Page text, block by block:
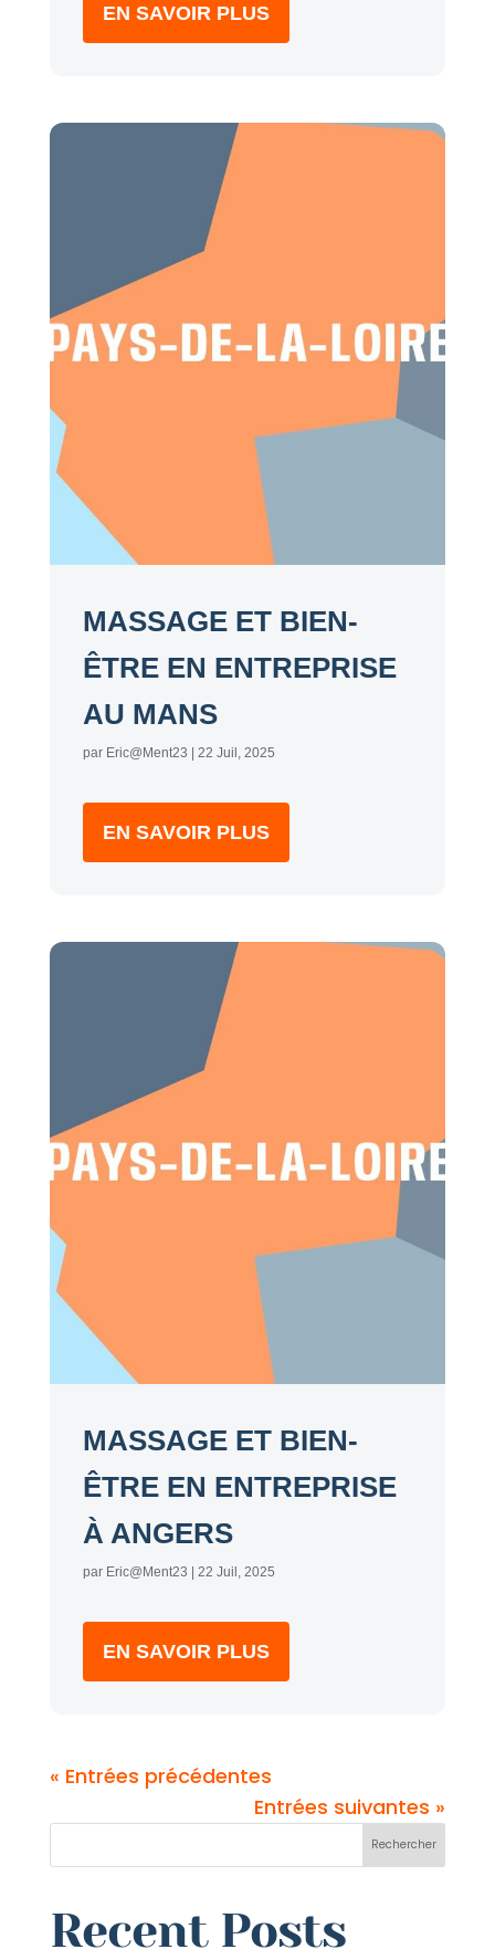
EN SAVOIR PLUS
MASSAGE ET BIEN-
ÊTRE EN ENTREPRISE
AU MANS
par Eric@Ment23 22 Juil, 2025
EN SAVOIR PLUS
MASSAGE ET BIEN-
ÊTRE EN ENTREPRISE
À ANGERS
par Eric@Ment23 22 Juil, 2025
EN SAVOIR PLUS
« Entrées précédentes
Entrées suivantes »
Rechercher
Recent Posts